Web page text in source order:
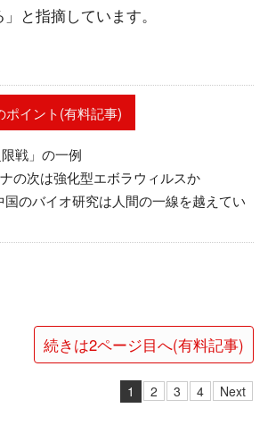
と指摘しています。
ポイント(有料記事)
戦」の一例
の次は強化型エボラウィルスか
のバイオ研究は人間の一線を越えてい
続きは2ページ目へ(有料記事)
1 2 3 4 Next